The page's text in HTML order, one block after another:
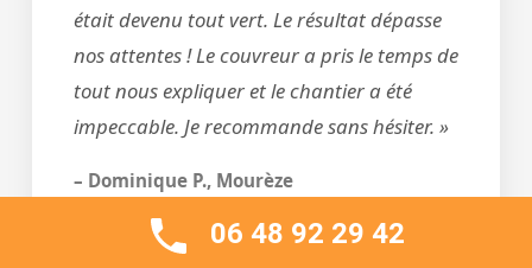
était devenu tout vert. Le résultat dépasse
nos attentes ! Le couvreur a pris le temps de
tout nous expliquer et le chantier a été
impeccable. Je recommande sans hésiter. »
– Dominique P., Mourèze
Nettoyage + Hydrofuge06 48 92 29 42